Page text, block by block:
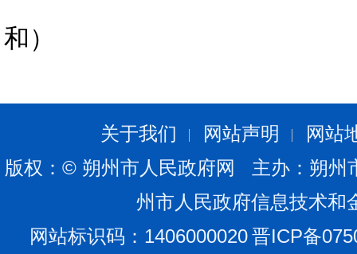
和）
关于我们 网站声明
网站
版权：© 朔州市人民政府网 主办：朔
州市人民政府信息技术和
网站标识码：1406000020晋ICP备